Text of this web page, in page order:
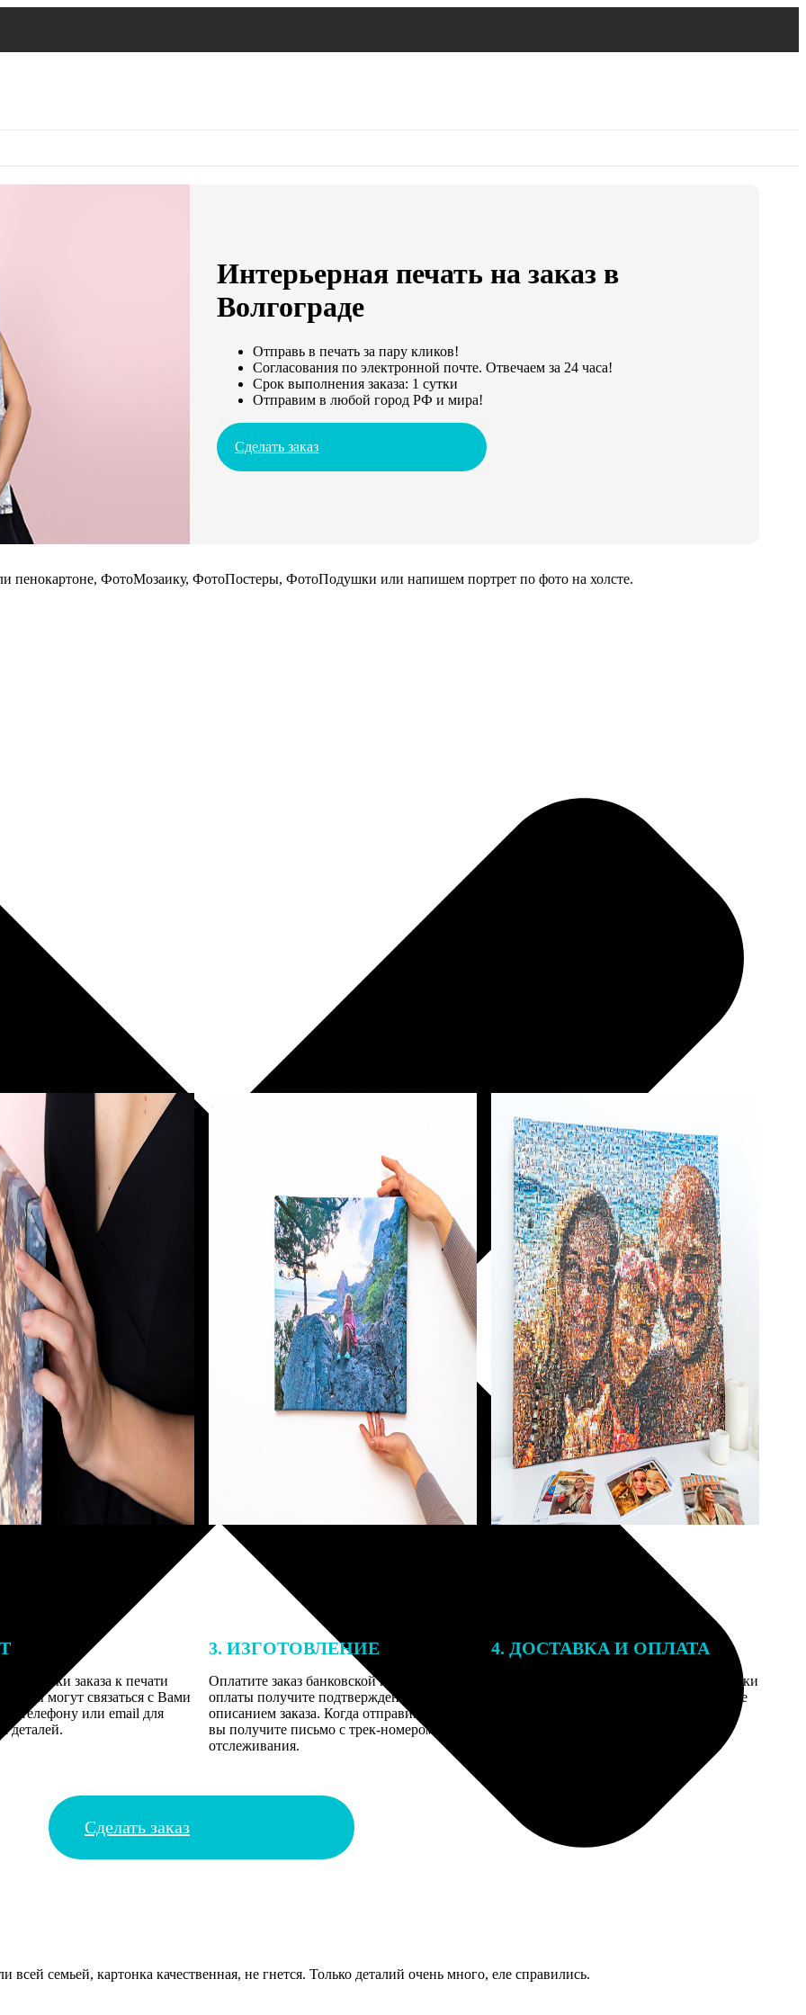
Интерьерная печать на заказ в
Волгограде
Отправь в печать за пару кликов!
Согласования по электронной почте. Отвечаем за 24 часа!
Срок выполнения заказа: 1 сутки
Отправим в любой город РФ и мира!
Сделать заказ
пенокартоне, ФотоМозаику, ФотоПостеры, ФотоПодушки или напишем портрет по фото на холсте.
заказа к печати
могут связаться с Вами
телефону или email для
деталей.
3. ИЗГОТОВЛЕНИЕ
Оплатите заказ банковской картой. После
оплаты получите подтверждение на email с
описанием заказа. Когда отправим заказ
вы получите письмо с трек-номером для
отслеживания.
4. ДОСТАВКА И ОПЛАТА
Введите адрес и выберите способ доставки
заказа. Если у вас есть промокод, введите
Сделать заказ
всей семьей, картонка качественная, не гнется. Только деталий очень много, еле справились.